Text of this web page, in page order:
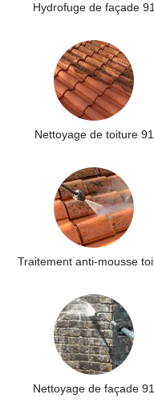
Hydrofuge de façade 91
Nettoyage de toiture 91
Nettoyage de façade 91